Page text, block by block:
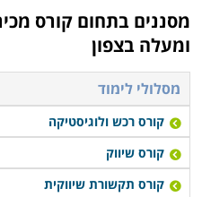
מסננים בתחום
ומעלה בצפון
מסלולי לימוד
קורס רכש ולוגיסטיקה
קורס שיווק
קורס תקשורת שיווקית